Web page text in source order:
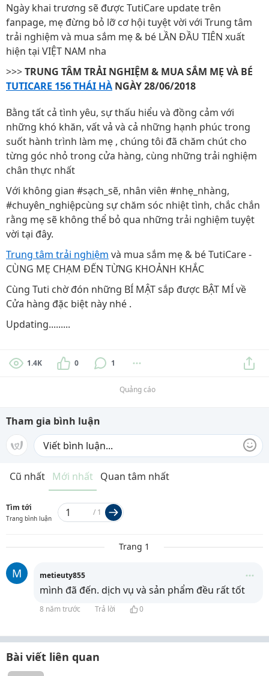
Ngày khai trương sẽ được TutiCare update trên
fanpage, mẹ đừng bỏ lỡ cơ hội tuyệt vời với Trung tâm
trải nghiệm và mua sắm mẹ & bé LẦN ĐẦU TIÊN xuất
hiện tại VIỆT NAM nha
>>>TRUNG TÂM TRẢI NGHIỆM & MUA SẮM MẸ VÀ BÉ
TUTICARE 156 THÁI HÀ NGÀY 28/06/2018
Bằng tất cả tình yêu, sự thấu hiểu và đồng cảm với
những khó khăn, vất vả và cả những hạnh phúc trong
suốt hành trình làm mẹ , chúng tôi đã chăm chút cho
từng góc nhỏ trong cửa hàng, cùng những trải nghiệm
chân thực nhất
Với không gian #sạch_sẽ, nhân viên #nhẹ_nhàng,
#chuyên_nghiệpcùng sự chăm sóc nhiệt tình, chắc chắn
rằng mẹ sẽ không thể bỏ qua những trải nghiệm tuyệt
vời tại đây.
Trung tâm trải nghiệm và mua sắm mẹ & bé TutiCare -
CÙNG MẸ CHẠM ĐẾN TỪNG KHOẢNH KHẮC
Cùng Tuti chờ đón những BÍ MẬT sắp được BẬT MÍ về
Cửa hàng đặc biệt này nhé .
Updating.........
1.4K 0 1
Quảng cáo
Tham gia bình luận
Cũ nhất Mới nhất Quan tâm nhất
Tìm tới
Trang bình luận
/ 1
Trang 1
M metieuty855
mình đã đến. dịch vụ và sản phẩm đều rất tốt
8 năm trước Trả lời 0
Bài viết liên quan